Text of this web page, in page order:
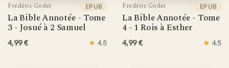
Frédéric Godet
La Bible Annotée - Tome
3 - Josué à 2 Samuel
EPUB
4,99 € ★ 4.5
Frédéric Godet
La Bible Annotée - Tome
4 - 1 Rois à Esther
EPUB
4,99 € ★ 4.5